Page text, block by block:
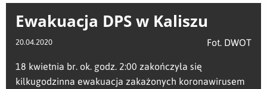
Ewakuacja DPS w Kaliszu
20.04.2020 Fot. DWOT
18 kwietnia br. ok. godz. 2:00 zakończyła się
kilkugodzinna ewakuacja zakażonych koronawirusem